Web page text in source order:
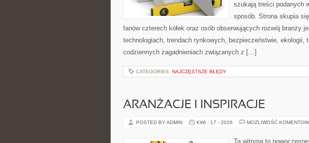
szukają treści podanych
sposób. Strona skupia
fanów czterech kółek oraz osób obserwujących rozwój branży
technologiach, trendach rynkowych, bezpieczeństwie, ekologii,
codziennych zagadnieniach związanych z […]
CATEGORIES: NAJCZĘSTSZE BŁĘDY
ARANŻACJE I INSPIRACJE
POSTED BY ADMIN KWI - 17 - 2026 MOŻLIWOŚĆ
Ta witryna to